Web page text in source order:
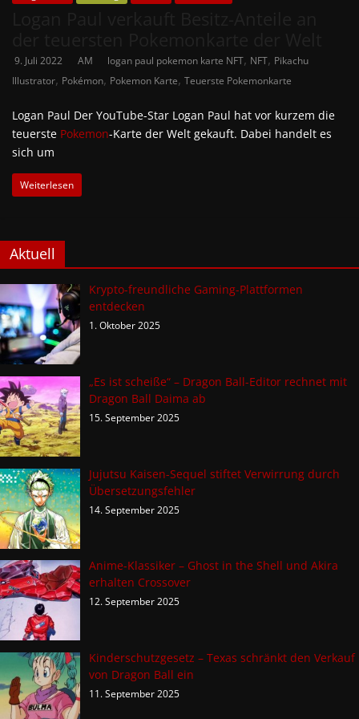
9. Juli 2022 AM logan paul pokemon karte NFT, NFT, Pikachu
Illustrator, Pokémon, Pokemon Karte, Teuerste Pokemonkarte
Logan Paul Der YouTube-Star Logan Paul hat vor kurzem die
teuerste Pokemon-Karte der Welt gekauft. Dabei handelt es
sich um
Weiterlesen
Aktuell
Krypto-freundliche Gaming-Plattformen
entdecken
1. Oktober 2025
„Es ist scheiße“ – Dragon Ball-Editor rechnet mit
Dragon Ball Daima ab
15. September 2025
Jujutsu Kaisen-Sequel stiftet Verwirrung durch
Übersetzungsfehler
14. September 2025
Anime-Klassiker – Ghost in the Shell und Akira
erhalten Crossover
12. September 2025
Kinderschutzgesetz – Texas schränkt den Verkauf
von Dragon Ball ein
11. September 2025